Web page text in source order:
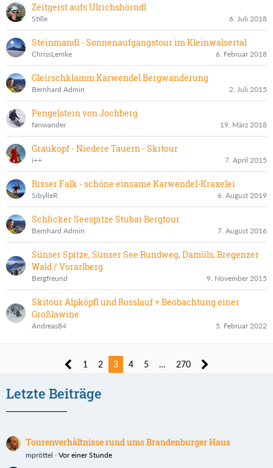
Zeitgeist aufs Ulrichshörndl
Stille 6. Juli 2018
Steinmandl - Sonnenaufgangstour im Kleinwalsertal
ChrissLemke 6. Februar 2018
Gleirschklamm Karwendel Bergwanderung
Bernhard Admin 2. Juli 2015
Pengelstein von Jochberg
fanwander 19. März 2018
Graukopf - Niedere Tauern - Skitour
i++ 7. April 2015
Risser Falk - schöne einsame Karwendel-Kraxelei
SibylleR 6. August 2019
Schlicker Seespitze Stubai Bergtour
Bernhard Admin 7. August 2016
Sünser Spitze, Sünser See Rundweg, Damüls, Bregenzer
Wald / Vorarlberg
Bergfreund 9. November 2015
Skitour Alpköpfl und Rosslauf + Beobachtung einer
Großlawine
Andreas84 5. Februar 2022
1 2 3 4 5 … 270
Letzte Beiträge
Tourenverhältnisse rund ums Brandenburger Haus
mpröttel Vor einer Stunde